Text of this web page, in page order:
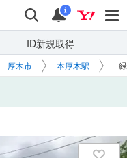
検索 通知
i
ID新規取得
厚木市 本厚木駅